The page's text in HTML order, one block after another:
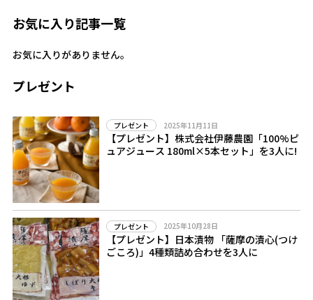
お気に入り記事一覧
お気に入りがありません。
プレゼント
プレゼント 2025年11月11日
【プレゼント】株式会社伊藤農園「100%ピ
ュアジュース 180ml×5本セット」を3人に!
プレゼント 2025年10月28日
【プレゼント】日本漬物 「薩摩の漬心(つけ
ごころ)」4種類詰め合わせを3人に